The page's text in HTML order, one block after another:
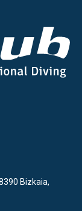
Bizkaia,